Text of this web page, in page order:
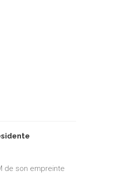
de son empreinte